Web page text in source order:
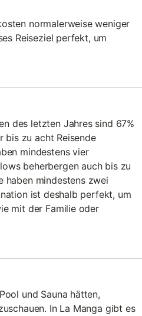
normalerweise weniger
Reiseziel perfekt, um
des letzten Jahres sind 67%
bis zu acht Reisende
mindestens vier
beherbergen auch bis zu
haben mindestens zwei
ist deshalb perfekt, um
mit der Familie oder
und Sauna hätten,
In La Manga gibt es